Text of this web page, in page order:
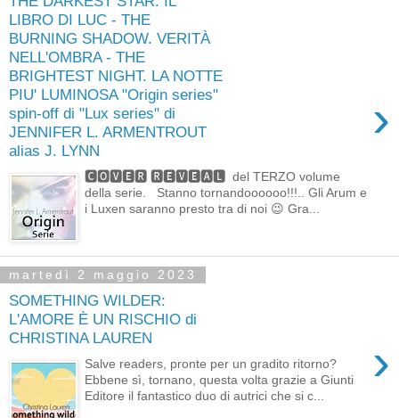
LIBRO DI LUC - THE
BURNING SHADOW. VERITÀ
NELL'OMBRA - THE
BRIGHTEST NIGHT. LA NOTTE
PIU' LUMINOSA "Origin series"
spin-off di "Lux series" di
JENNIFER L. ARMENTROUT
alias J. LYNN
›
🅲🅾🆅🅴🆁 🆁🅴🆅🅴🅰🅻 del TERZO volume
della serie. Stanno tornandoooooo!!!.. Gli Arum e
i Luxen saranno presto tra di noi 😉 Gra...
martedì 2 maggio 2023
SOMETHING WILDER:
L'AMORE È UN RISCHIO di
CHRISTINA LAUREN
›
Salve readers, pronte per un gradito ritorno?
Ebbene sì, tornano, questa volta grazie a Giunti
Editore il fantastico duo di autrici che si c...